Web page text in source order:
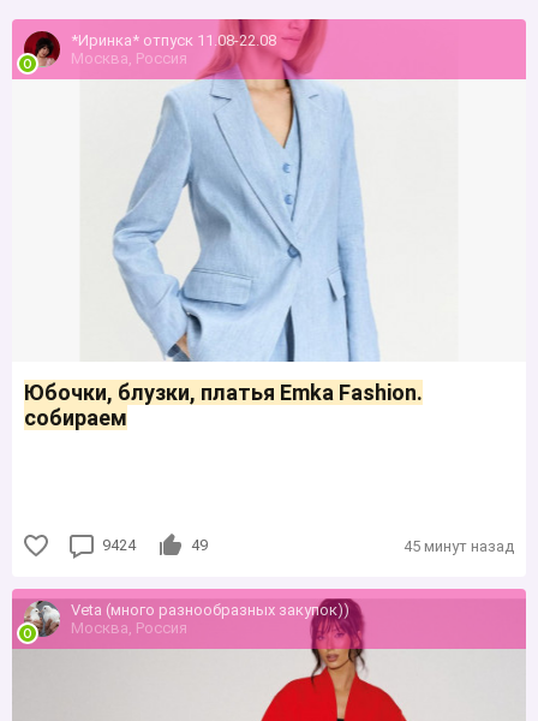
*Иринка* отпуск 11.08-22.08
Москва, Россия
Юбочки, блузки, платья Emka Fashion.
собираем
9424 49 45 минут назад
Veta (много разнообразных закупок))
Москва, Россия